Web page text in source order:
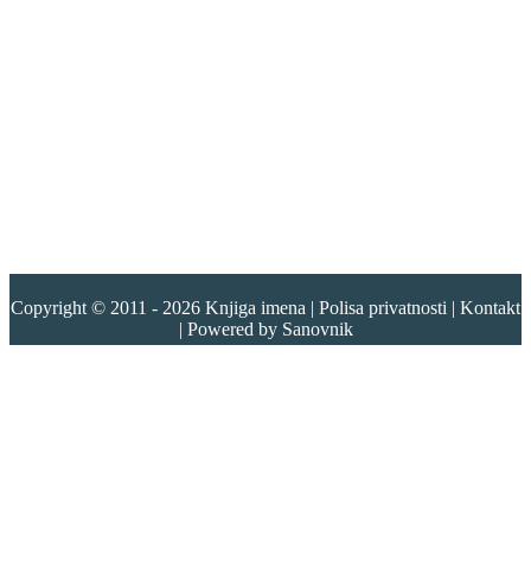
Copyright © 2011 - 2026 Knjiga imena | Polisa privatnosti | Kontakt
| Powered by Sanovnik